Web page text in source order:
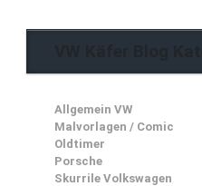
Allgemein VW
Malvorlagen / Comic
Oldtimer
Porsche
Skurrile Volkswagen